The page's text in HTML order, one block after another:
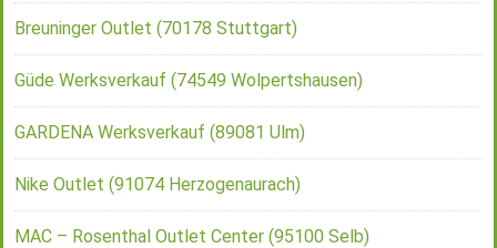
Breuninger Outlet (70178 Stuttgart)
Güde Werksverkauf (74549 Wolpertshausen)
GARDENA Werksverkauf (89081 Ulm)
Nike Outlet (91074 Herzogenaurach)
MAC – Rosenthal Outlet Center (95100 Selb)